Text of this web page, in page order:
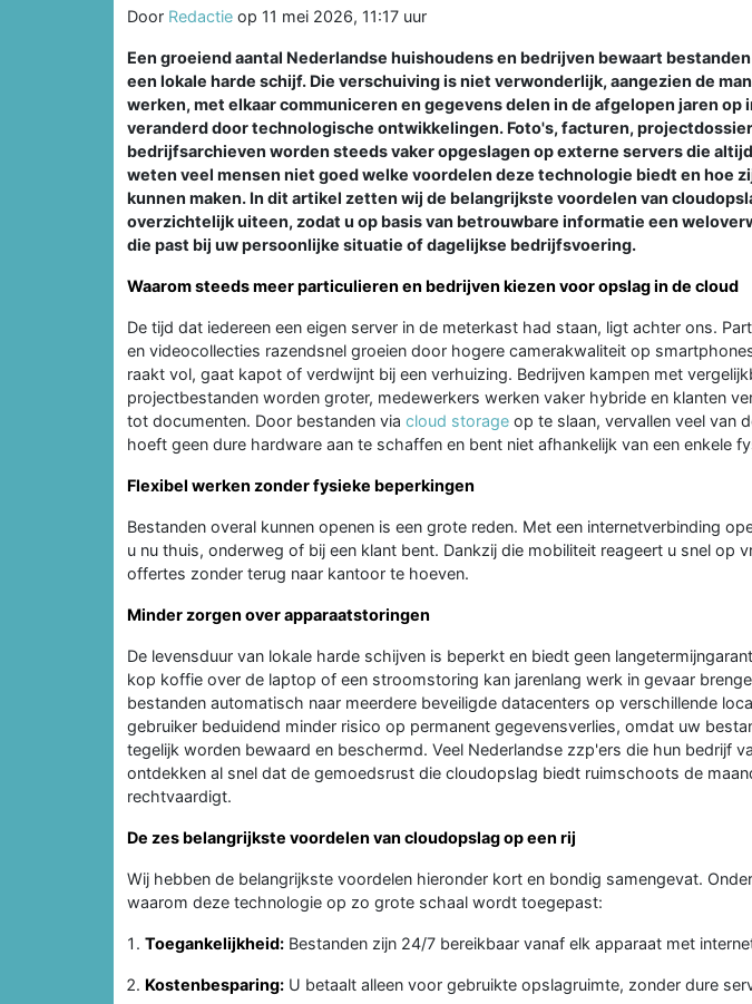
Door Redactie op 11 mei 2026, 11:17 uur
Een groeiend aantal Nederlandse huishoudens en bedrijven bewaart
een lokale harde schijf. Die verschuiving is niet verwonderlijk, aangezien de
werken, met elkaar communiceren en gegevens delen in de afgelopen jaren op
veranderd door technologische ontwikkelingen. Foto's, facturen,
bedrijfsarchieven worden steeds vaker opgeslagen op externe servers die
weten veel mensen niet goed welke voordelen deze technologie biedt en hoe
kunnen maken. In dit artikel zetten wij de belangrijkste voordelen van
overzichtelijk uiteen, zodat u op basis van betrouwbare informatie een
die past bij uw persoonlijke situatie of dagelijkse bedrijfsvoering.
Waarom steeds meer particulieren en bedrijven kiezen voor opslag in de cloud
De tijd dat iedereen een eigen server in de meterkast had staan, ligt achter ons.
en videocollecties razendsnel groeien door hogere camerakwaliteit op
raakt vol, gaat kapot of verdwijnt bij een verhuizing. Bedrijven kampen met
projectbestanden worden groter, medewerkers werken vaker hybride en klanten
tot documenten. Door bestanden via cloud storage op te slaan, vervallen veel van
hoeft geen dure hardware aan te schaffen en bent niet afhankelijk van een enkele
Flexibel werken zonder fysieke beperkingen
Bestanden overal kunnen openen is een grote reden. Met een internetverbinding
u nu thuis, onderweg of bij een klant bent. Dankzij die mobiliteit reageert u snel op
offertes zonder terug naar kantoor te hoeven.
Minder zorgen over apparaatstoringen
De levensduur van lokale harde schijven is beperkt en biedt geen
kop koffie over de laptop of een stroomstoring kan jarenlang werk in gevaar
bestanden automatisch naar meerdere beveiligde datacenters op verschillende
gebruiker beduidend minder risico op permanent gegevensverlies, omdat uw
tegelijk worden bewaard en beschermd. Veel Nederlandse zzp'ers die hun bedrijf
ontdekken al snel dat de gemoedsrust die cloudopslag biedt ruimschoots de
rechtvaardigt.
De zes belangrijkste voordelen van cloudopslag op een rij
Wij hebben de belangrijkste voordelen hieronder kort en bondig samengevat.
waarom deze technologie op zo grote schaal wordt toegepast:
Toegankelijkheid: Bestanden zijn 24/7 bereikbaar vanaf elk apparaat met
Kostenbesparing: U betaalt alleen voor gebruikte opslagruimte, zonder dure